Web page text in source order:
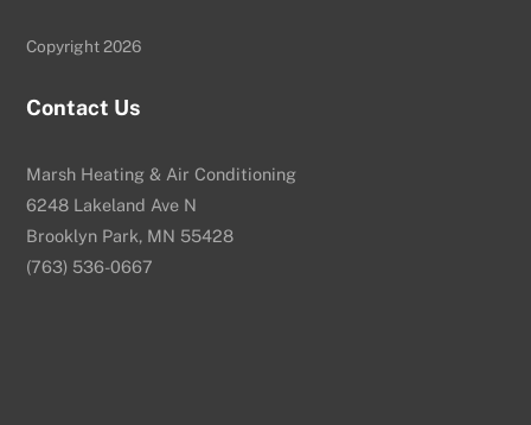
Copyright 2026
Contact Us
Marsh Heating & Air Conditioning
6248 Lakeland Ave N
Brooklyn Park, MN 55428
(763) 536-0667